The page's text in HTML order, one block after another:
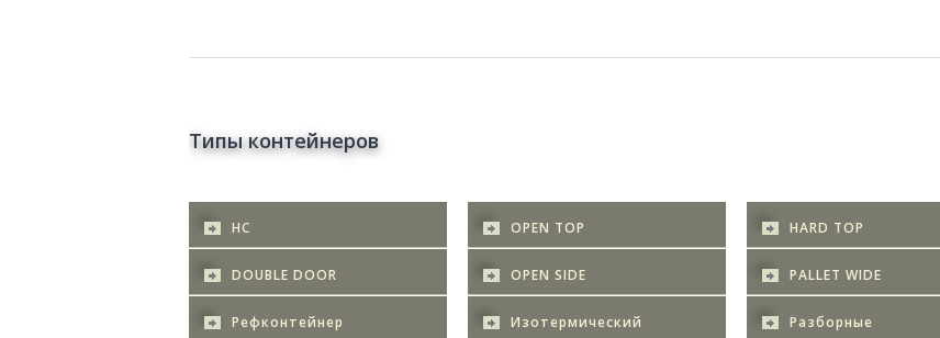
Типы контейнеров
HC OPEN TOP HARD TOP
DOUBLE DOOR OPEN SIDE PALLET WIDE
Рефконтейнер Изотермический Разборные